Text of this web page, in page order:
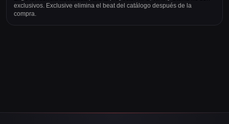
exclusivos. Exclusive elimina el beat del catálogo después de la
compra.